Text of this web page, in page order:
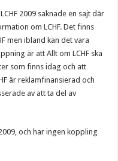
2009 saknade en sajt där
om LCHF. Det finns
men ibland kan det vara
är att Allt om LCHF ska
som finns idag och att
är reklamfinansierad och
av att ta del av
och har ingen koppling